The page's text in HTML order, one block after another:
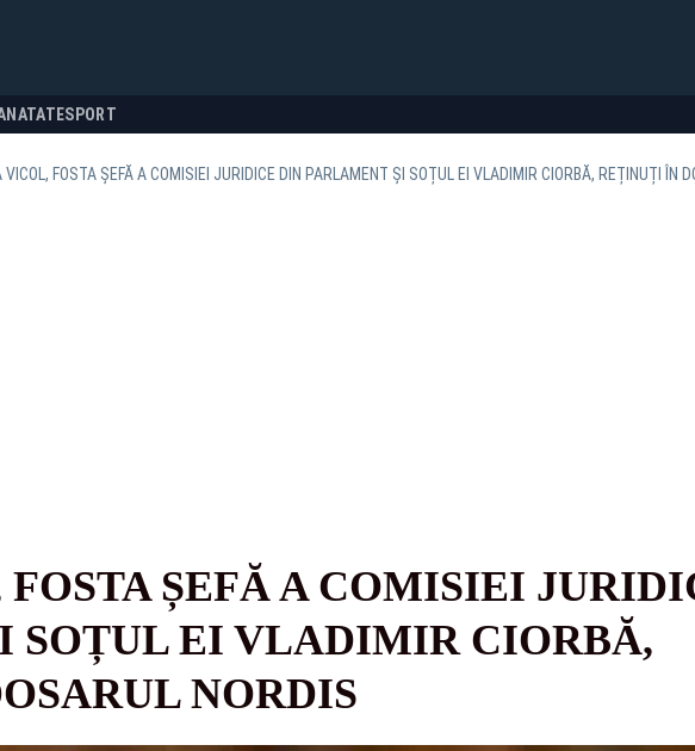
SPORT
VICOL, FOSTA ȘEFĂ A COMISIEI JURIDICE DIN PARLAMENT ȘI SOȚUL EI VLADIMIR CIORBĂ, REȚINUȚI ÎN
ȘEFĂ A COMISIEI
SOȚUL EI VLADIMIR CIORBĂ,
NORDIS